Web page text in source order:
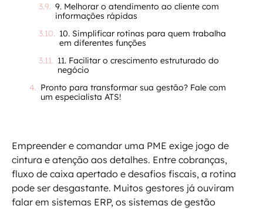
9. Melhorar o atendimento ao cliente com
informações rápidas
10. Simplificar rotinas para quem trabalha
em diferentes funções
11. Facilitar o crescimento estruturado do
negócio
Pronto para transformar sua gestão? Fale com
um especialista ATS!
Empreender e comandar uma PME exige jogo de
cintura e atenção aos detalhes. Entre cobranças,
fluxo de caixa apertado e desafios fiscais, a rotina
pode ser desgastante. Muitos gestores já ouviram
falar em sistemas ERP, os sistemas de gestão